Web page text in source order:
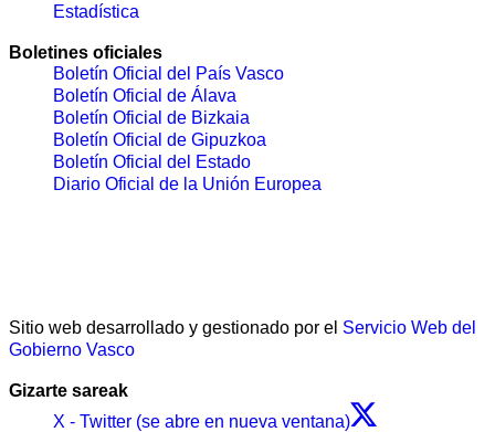
Estadística
Boletines oficiales
Boletín Oficial del País Vasco
Boletín Oficial de Álava
Boletín Oficial de Bizkaia
Boletín Oficial de Gipuzkoa
Boletín Oficial del Estado
Diario Oficial de la Unión Europea
Sitio web desarrollado y gestionado por el Servicio Web del
Gobierno Vasco
Gizarte sareak
X - Twitter (se abre en nueva ventana)